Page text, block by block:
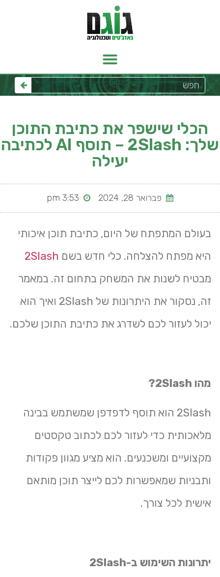
הכלי שישפר את כתיבת התוכן
שלך: 2Slash – תוסף AI לכתיבה
יעילה
פברואר 28, 2024 3:53 pm
בעולם המתפתח של היום, כתיבת תוכן איכותי
היא מפתח להצלחה. כלי חדש בשם 2Slash
מבטיח לשנות את המשחק בתחום זה. במאמר
זה, נסקור את היתרונות של 2Slash ואיך הוא
יכול לעזור לכם לשדרג את כתיבת התוכן שלכם.
מהו 2Slash?
2Slash הוא תוסף לדפדפן שמשתמש בבינה
מלאכותית כדי לעזור לכם לכתוב טקסטים
מקצועיים ומשכנעים. הוא מציע מגוון פקודות
ותבניות שמאפשרות לכם לייצר תוכן מותאם
אישית לכל צורך.
יתרונות השימוש ב-2Slash